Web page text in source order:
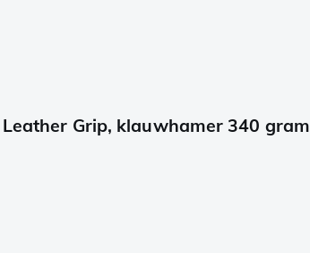
Grip, klauwhamer 340 gram